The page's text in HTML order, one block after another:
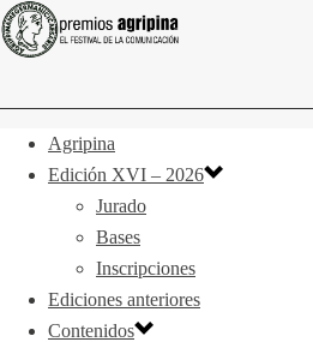
Agripina
Edición XVI – 2026
Jurado
Bases
Inscripciones
Ediciones anteriores
Contenidos